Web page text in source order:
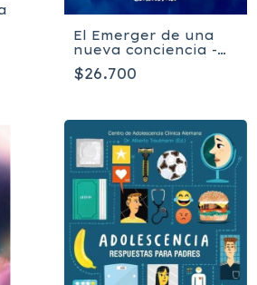
El Emerger de una
nueva conciencia -
PATRICIA MAY
$26.700